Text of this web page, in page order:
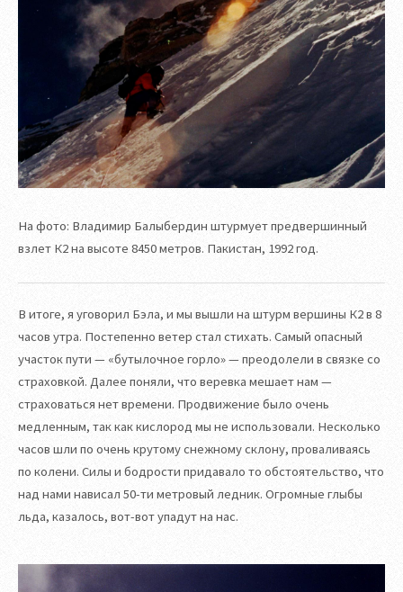
На фото: Владимир Балыбердин штурмует предвершинный
взлет К2 на высоте 8450 метров. Пакистан, 1992 год.
В итоге, я уговорил Бэла, и мы вышли на штурм вершины К2 в 8
часов утра. Постепенно ветер стал стихать. Самый опасный
участок пути — «бутылочное горло» — преодолели в связке со
страховкой. Далее поняли, что веревка мешает нам —
страховаться нет времени. Продвижение было очень
медленным, так как кислород мы не использовали. Несколько
часов шли по очень крутому снежному склону, проваливаясь
по колени. Силы и бодрости придавало то обстоятельство, что
над нами нависал 50-ти метровый ледник. Огромные глыбы
льда, казалось, вот-вот упадут на нас.